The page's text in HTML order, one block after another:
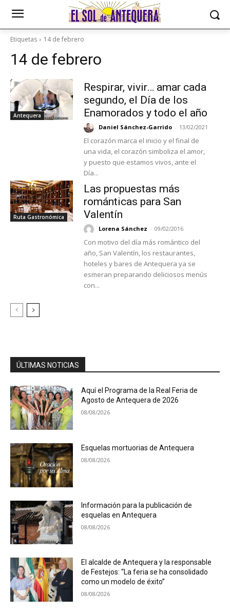
Etiquetas 14 de febrero
14 de febrero
Antequera
Respirar, vivir… amar cada
segundo, el Día de los
Enamorados y todo el año
Daniel Sánchez-Garrido - 13/02/2021
El corazón marca el inicio y el final de
una vida, el corazón simboliza el amor,
y puesto que estamos vivos, ante el
Día...
Ruta Gastronómica
Las propuestas más
románticas para San
Valentín
Lorena Sánchez - 09/02/2016
Con motivo del día más romántico del
año, San Valentín, los restaurantes,
hoteles y bares de Antequera ya se
esmeran preparando deliciosos menús
con...
ÚLTIMAS NOTICIAS
Aquí el Programa de la Real Feria de
Agosto de Antequera de 2026
08/08/2026
Esquelas mortuorias de Antequera
08/08/2026
Información para la publicación de
esquelas en Antequera
08/08/2026
El alcalde de Antequera y la responsable
de Festejos: “La feria se ha consolidado
como un modelo de éxito”
08/08/2026